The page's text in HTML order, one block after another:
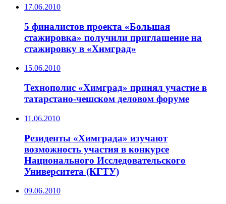
17.06.2010
5 финалистов проекта «Большая
стажировка» получили приглашение на
стажировку в «Химград»
15.06.2010
Технополис «Химград» принял участие в
татарстано-чешском деловом форуме
11.06.2010
Резиденты «Химграда» изучают
возможность участия в конкурсе
Национального Исследовательского
Университета (КГТУ)
09.06.2010